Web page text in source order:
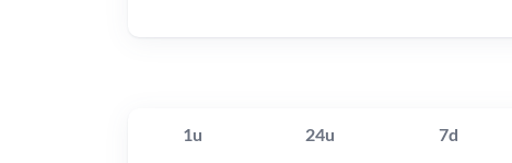
1u 24u 7d